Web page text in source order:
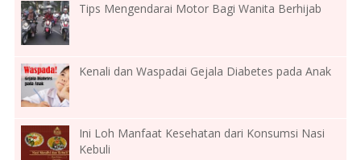
Tips Mengendarai Motor Bagi Wanita Berhijab
Kenali dan Waspadai Gejala Diabetes pada Anak
Ini Loh Manfaat Kesehatan dari Konsumsi Nasi
Kebuli